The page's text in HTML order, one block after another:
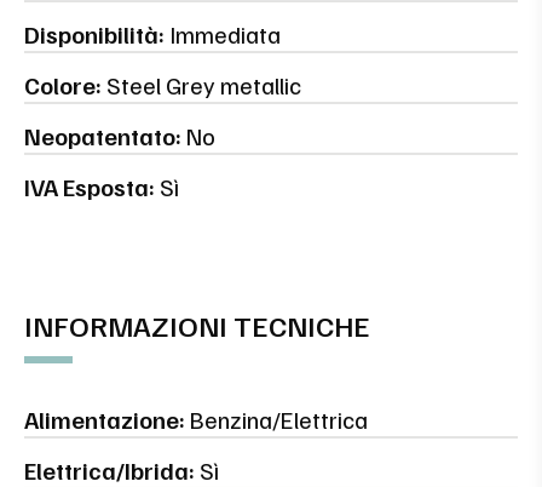
Disponibilità: Immediata
Colore: Steel Grey metallic
Neopatentato: No
IVA Esposta: Sì
INFORMAZIONI TECNICHE
Alimentazione: Benzina/Elettrica
Elettrica/Ibrida: Sì